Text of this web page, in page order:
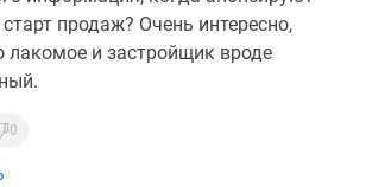
продаж? Очень интересно,
лакомое и застройщик вроде
0